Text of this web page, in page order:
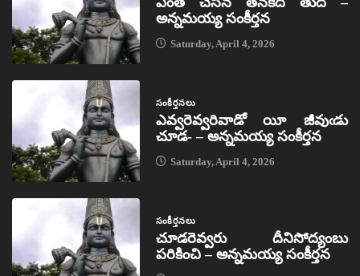
అన్నమయ్య సంకీర్తన
Saturday, April 4, 2026
సంకీర్తనలు
ఎవ్వరెవ్వరివాడో యీ జీవుఁడు
చూడ- – అన్నమయ్య సంకీర్తన
Saturday, April 4, 2026
సంకీర్తనలు
చూడరెవ్వరు దీనిసోద్యంబు
పరికించి – అన్నమయ్య సంకీర్తన